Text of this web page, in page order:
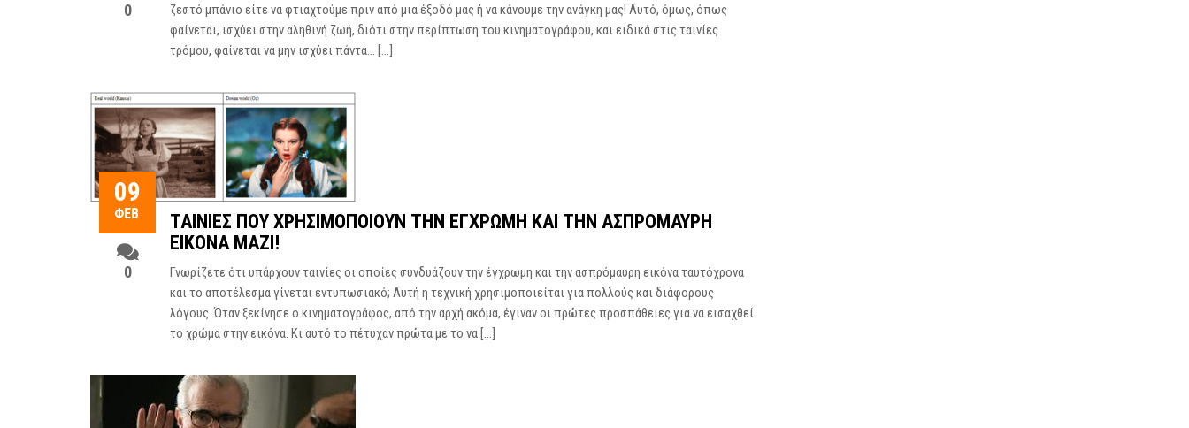
0
ζεστό μπάνιο είτε να φτιαχτούμε πριν από μια έξοδό μας ή να κάνουμε την ανάγκη μας! Αυτό, όμως, όπως
φαίνεται, ισχύει στην αληθινή ζωή, διότι στην περίπτωση του κινηματογράφου, και ειδικά στις ταινίες
τρόμου, φαίνεται να μην ισχύει πάντα… […]
09
ΦΕΒ
0
ΤΑΙΝΊΕΣ ΠΟΥ ΧΡΗΣΙΜΟΠΟΙΟΎΝ ΤΗΝ ΈΓΧΡΩΜΗ ΚΑΙ ΤΗΝ ΑΣΠΡΌΜΑΥΡΗ
ΕΙΚΌΝΑ ΜΑΖΊ!
Γνωρίζετε ότι υπάρχουν ταινίες οι οποίες συνδυάζουν την έγχρωμη και την ασπρόμαυρη εικόνα ταυτόχρονα
και το αποτέλεσμα γίνεται εντυπωσιακό; Αυτή η τεχνική χρησιμοποιείται για πολλούς και διάφορους
λόγους. Όταν ξεκίνησε ο κινηματογράφος, από την αρχή ακόμα, έγιναν οι πρώτες προσπάθειες για να εισαχθεί
το χρώμα στην εικόνα. Κι αυτό το πέτυχαν πρώτα με το να […]